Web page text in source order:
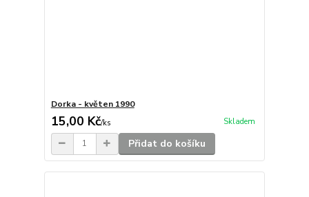
Dorka - květen 1990
15,00 Kč/ks Skladem
Přidat do košíku